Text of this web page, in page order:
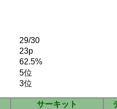
29/30
23p
62.5%
5位
3位
サーキット